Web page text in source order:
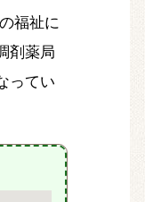
福祉に
剤薬局
ってい